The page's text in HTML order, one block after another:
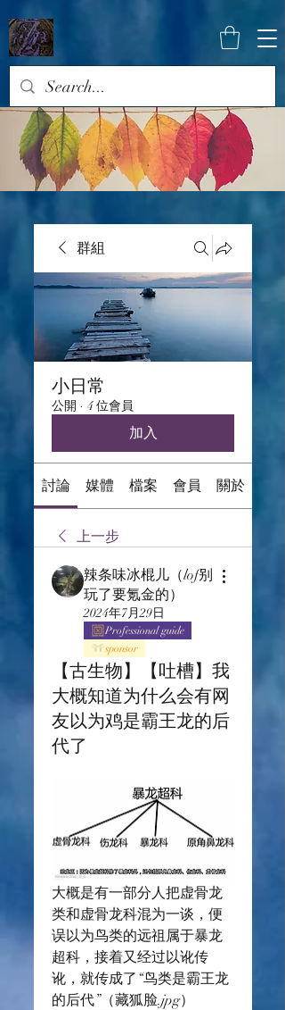
群組
小日常
公開 · 4 位會員
加入
討論 媒體 檔案 會員 關於
上一步
辣条味冰棍儿（lof别
玩了要氪金的）
2024年7月29日
Professional guide
sponsor
【古生物】【吐槽】我
大概知道为什么会有网
友以为鸡是霸王龙的后
代了
大概是有一部分人把虚骨龙
类和虚骨龙科混为一谈，便
误以为鸟类的远祖属于暴龙
超科，接着又经过以讹传
讹，就传成了“鸟类是霸王龙
的后代”（藏狐脸.jpg）